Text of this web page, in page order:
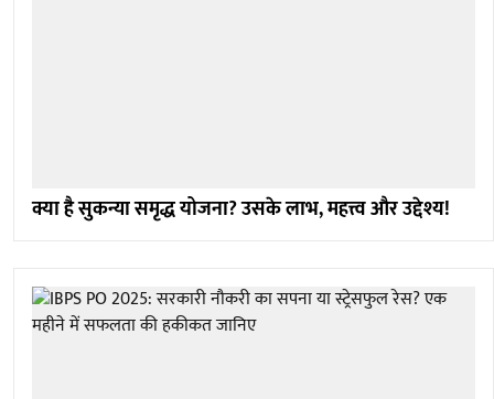
क्या है सुकन्या समृद्ध योजना? उसके लाभ, महत्त्व और उद्देश्य!